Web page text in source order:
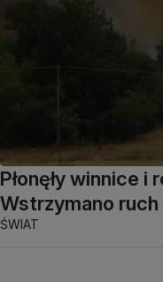
Płonęły winnice
Wstrzymano
ŚWIAT